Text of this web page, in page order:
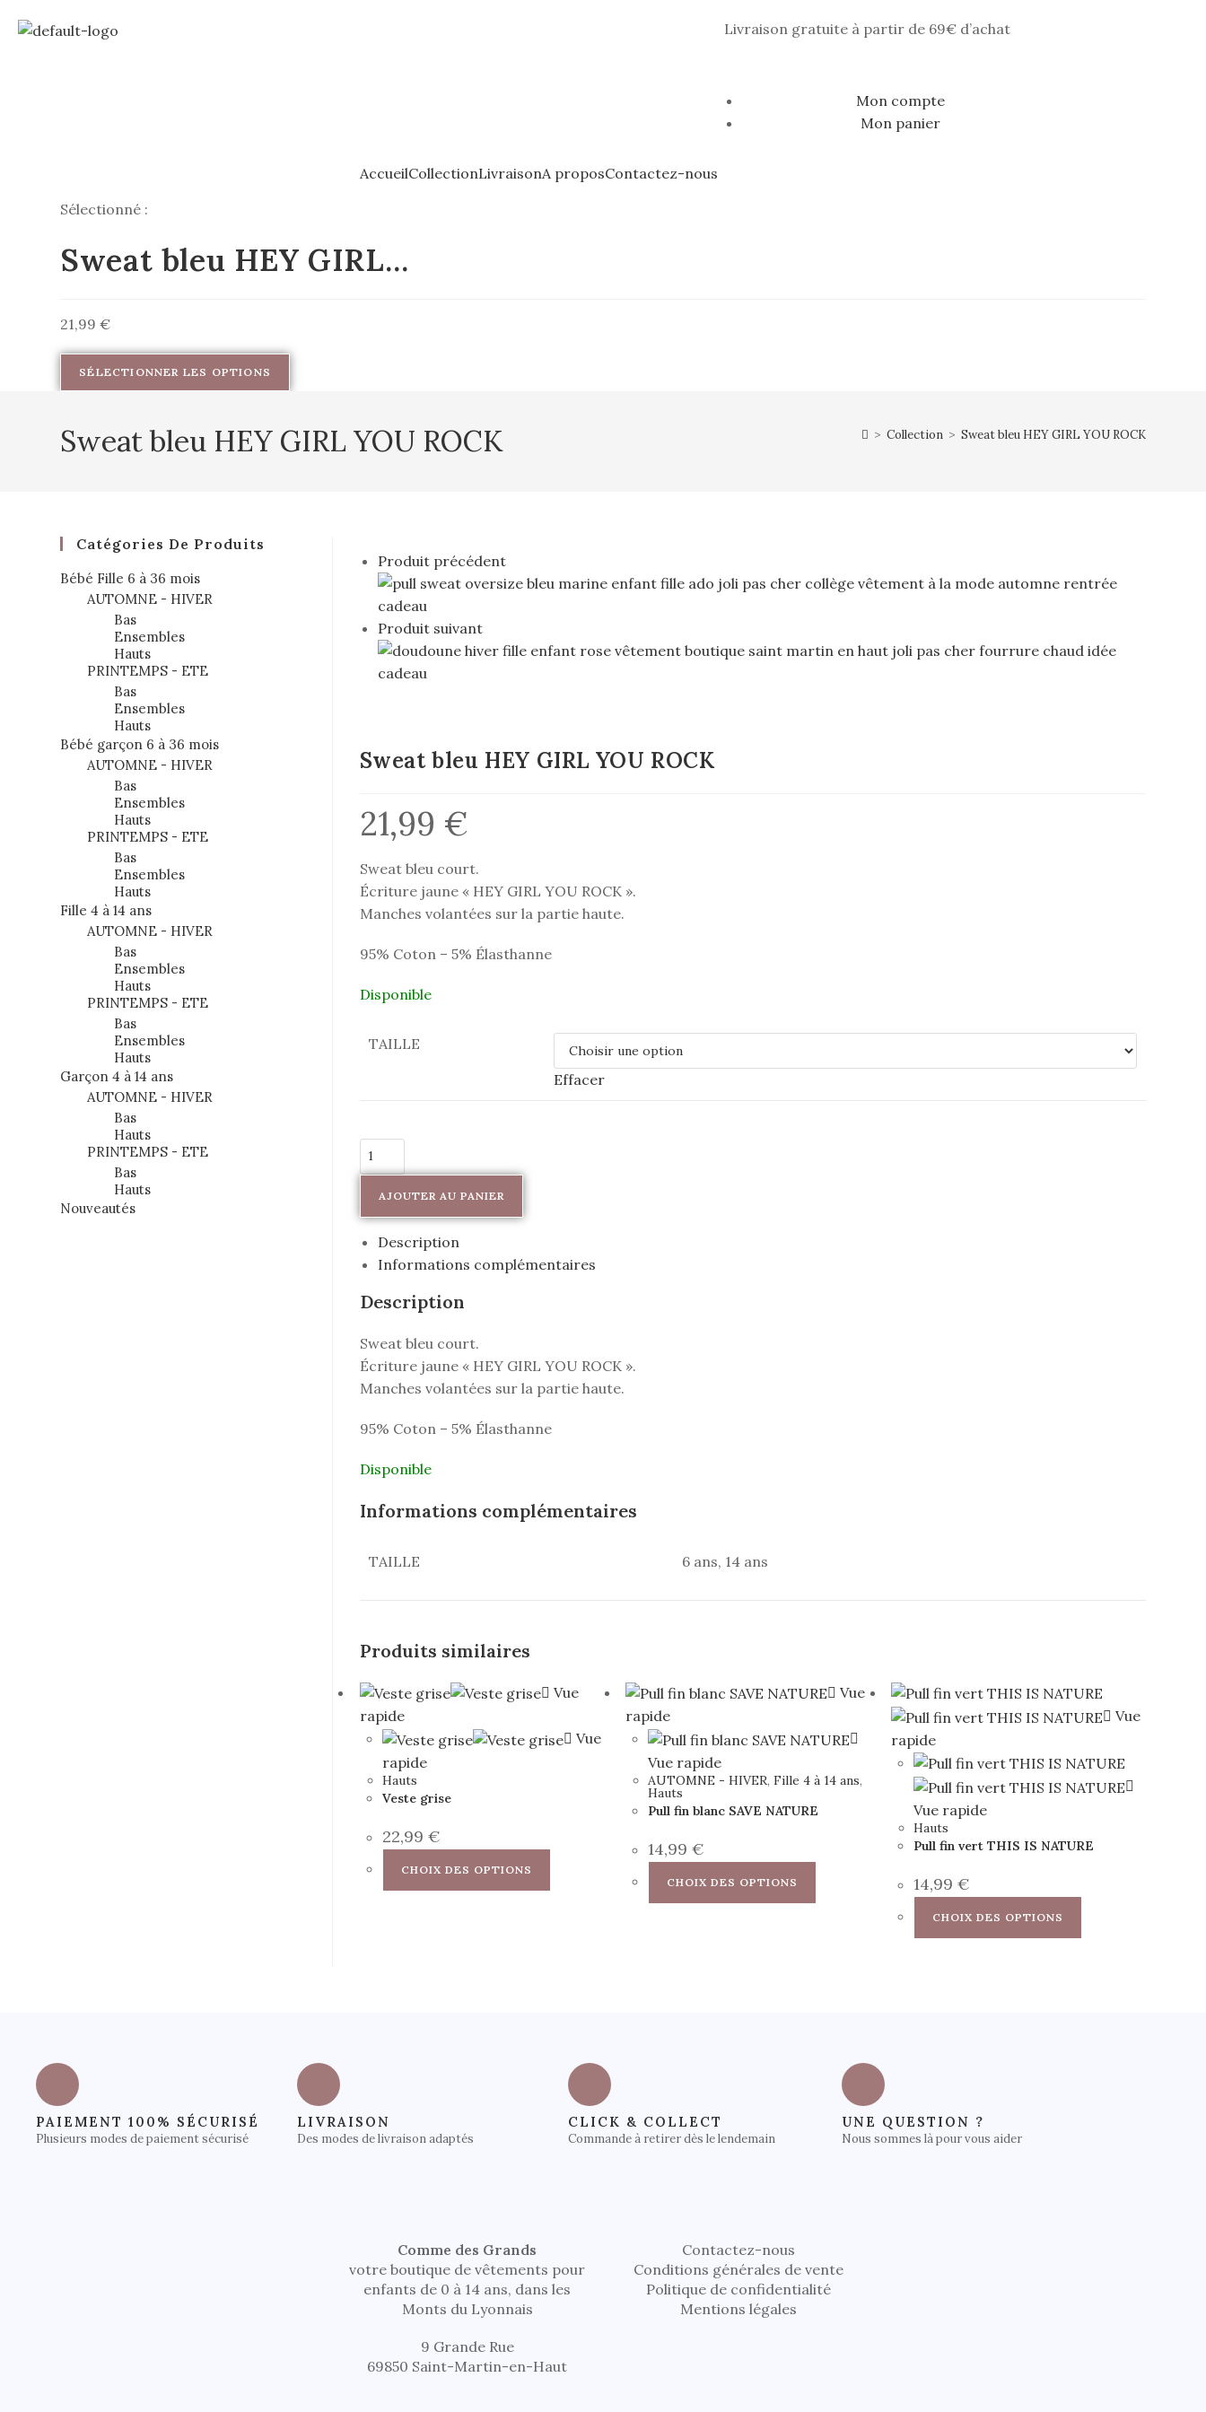
Livraison gratuite à partir de 69€ d’achat
Mon compte
Mon panier
AccueilCollectionLivraisonA proposContactez-nous
Sélectionné :
Sweat bleu HEY GIRL…
21,99€
SÉLECTIONNER LES OPTIONS
Sweat bleu HEY GIRL YOU ROCK > Collection > Sweat bleu HEY GIRL YOU ROCK
Produit précédent
Produit suivant
Sweat bleu HEY GIRL YOU ROCK
21,99 €
Sweat bleu court.
Écriture jaune « HEY GIRL YOU ROCK ».
Manches volantées sur la partie haute.
95% Coton – 5% Élasthanne
Disponible
TAILLE
Effacer
AJOUTER AU PANIER
Description
Informations complémentaires
Description
Sweat bleu court.
Écriture jaune « HEY GIRL YOU ROCK ».
Manches volantées sur la partie haute.
95% Coton – 5% Élasthanne
Disponible
Informations complémentaires
TAILLE 6 ans, 14 ans
Produits similaires
Vue
rapide
Vue
rapide
Hauts
Veste grise
22,99 €
CHOIX DES OPTIONS
Vue
rapide
Vue rapide
AUTOMNE - HIVER, Fille 4 à 14 ans,
Hauts
Pull fin blanc SAVE NATURE
14,99 €
CHOIX DES OPTIONS
Vue
rapide
Vue rapide
Hauts
Pull fin vert THIS IS NATURE
14,99 €
CHOIX DES OPTIONS
Catégories De Produits
Bébé Fille 6 à 36 mois
AUTOMNE - HIVER
Bas
Ensembles
Hauts
PRINTEMPS - ETE
Bas
Ensembles
Hauts
Bébé garçon 6 à 36 mois
AUTOMNE - HIVER
Bas
Ensembles
Hauts
PRINTEMPS - ETE
Bas
Ensembles
Hauts
Fille 4 à 14 ans
AUTOMNE - HIVER
Bas
Ensembles
Hauts
PRINTEMPS - ETE
Bas
Ensembles
Hauts
Garçon 4 à 14 ans
AUTOMNE - HIVER
Bas
Hauts
PRINTEMPS - ETE
Bas
Hauts
Nouveautés
PAIEMENT 100% SÉCURISÉ
Plusieurs modes de paiement sécurisé
LIVRAISON
Des modes de livraison adaptés
CLICK & COLLECT
Commande à retirer dès le lendemain
UNE QUESTION ?
Nous sommes là pour vous aider
Comme des Grands
votre boutique de vêtements pour
enfants de 0 à 14 ans, dans les
Monts du Lyonnais
9 Grande Rue
69850 Saint-Martin-en-Haut
Contactez-nous
Conditions générales de vente
Politique de confidentialité
Mentions légales